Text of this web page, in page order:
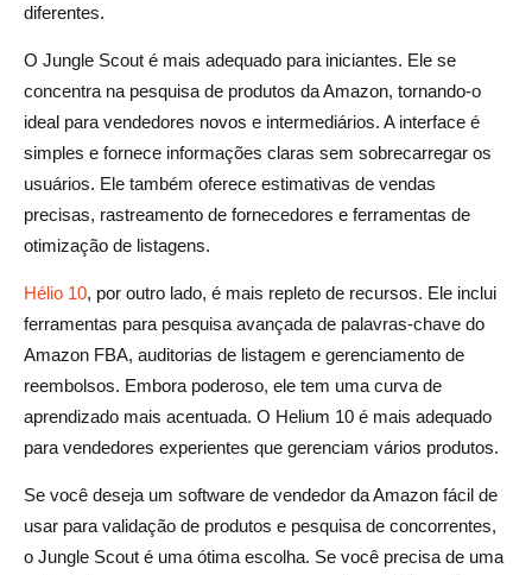
diferentes.
O Jungle Scout é mais adequado para iniciantes. Ele se
concentra na pesquisa de produtos da Amazon, tornando-o
ideal para vendedores novos e intermediários. A interface é
simples e fornece informações claras sem sobrecarregar os
usuários. Ele também oferece estimativas de vendas
precisas, rastreamento de fornecedores e ferramentas de
otimização de listagens.
Hélio 10, por outro lado, é mais repleto de recursos. Ele inclui
ferramentas para pesquisa avançada de palavras-chave do
Amazon FBA, auditorias de listagem e gerenciamento de
reembolsos. Embora poderoso, ele tem uma curva de
aprendizado mais acentuada. O Helium 10 é mais adequado
para vendedores experientes que gerenciam vários produtos.
Se você deseja um software de vendedor da Amazon fácil de
usar para validação de produtos e pesquisa de concorrentes,
o Jungle Scout é uma ótima escolha. Se você precisa de uma